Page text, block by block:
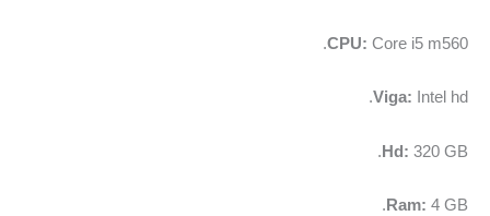
CPU: Core i5 m560.
Viga: Intel hd.
Hd: 320 GB.
Ram: 4 GB.